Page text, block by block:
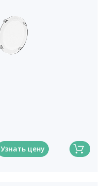
Узнать цену